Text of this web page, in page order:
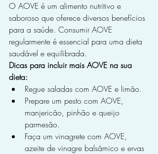
O AOVE é um alimento nutritivo e
saboroso que oferece diversos benefícios
para a saúde. Consumir AOVE
regularmente é essencial para uma dieta
saudável e equilibrada.
Dicas para incluir mais AOVE na sua
dieta:
Regue saladas com AOVE e limão.
Prepare um pesto com AOVE,
manjericão, pinhão e queijo
parmesão.
Faça um vinagrete com AOVE,
azeite de vinagre balsâmico e ervas